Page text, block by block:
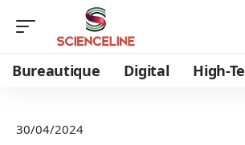
Bureautique Digital High-
30/04/2024